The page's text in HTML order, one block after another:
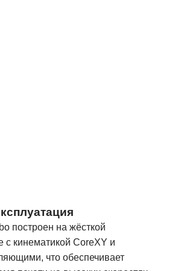
построен на жёсткой
с кинематикой CoreXY и
что обеспечивает